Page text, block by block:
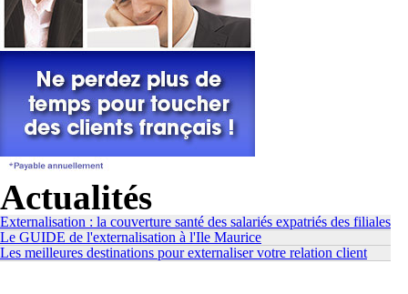
Actualités
Externalisation : la couverture santé des salariés expatriés des filiales
Le GUIDE de l'externalisation à l'Ile Maurice
Les meilleures destinations pour externaliser votre relation client